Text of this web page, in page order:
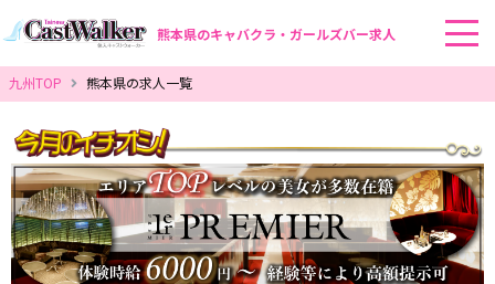
熊本県のキャバクラ・ガールズバー求人
九州TOP 熊本県の求人一覧